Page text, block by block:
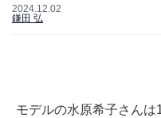
2024.12.02
鎌田 弘
モデルの水原希子さん